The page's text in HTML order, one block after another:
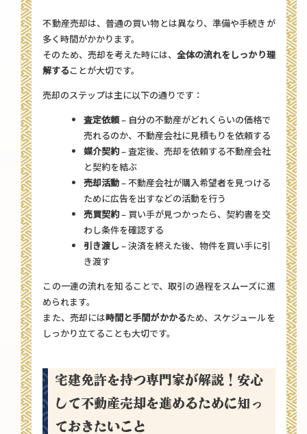
不動産売却は、普通の買い物とは異なり、準備や手続きが
多く時間がかかります。
そのため、売却を考えた時には、全体の流れをしっかり理
解することが大切です。
売却のステップは主に以下の通りです：
査定依頼– 自分の不動産がどれくらいの価格で
売れるのか、不動産会社に見積もりを依頼する
媒介契約– 査定後、売却を依頼する不動産会社
と契約を結ぶ
売却活動– 不動産会社が購入希望者を見つける
ために広告を出すなどの活動を行う
売買契約– 買い手が見つかったら、契約書を交
わし条件を確認する
引き渡し– 決済を終えた後、物件を買い手に引
き渡す
この一連の流れを知ることで、取引の過程をスムーズに進
められます。
また、売却には時間と手間がかかるため、スケジュールを
しっかり立てることも大切です。
宅建免許を持つ専門家が解説！安心
して不動産売却を進めるために知っ
ておきたいこと